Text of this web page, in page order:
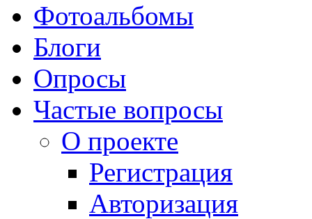
Фотоальбомы
Блоги
Опросы
Частые вопросы
О проекте
Регистрация
Авторизация